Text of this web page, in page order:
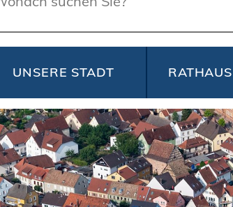
UNSERE STADT